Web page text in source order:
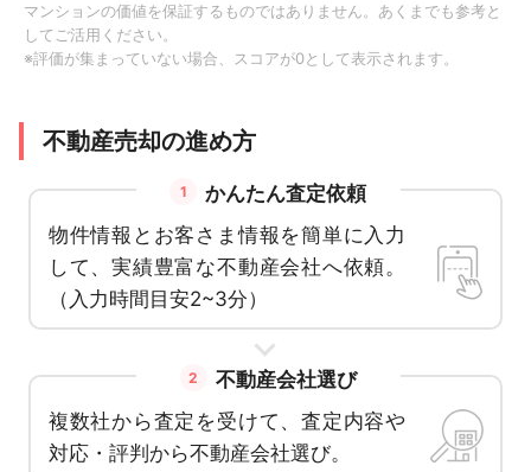
マンションの価値を保証するものではありません。あくまでも参考と
してご活用ください。
※評価が集まっていない場合、スコアが0として表示されます。
不動産売却の進め方
1
かんたん査定依頼
物件情報とお客さま情報を簡単に入力
して、実績豊富な不動産会社へ依頼。
（入力時間目安2~3分）
2
不動産会社選び
複数社から査定を受けて、査定内容や
対応・評判から不動産会社選び。